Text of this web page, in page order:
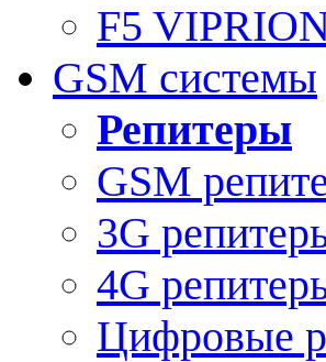
F5
GSM системы
Репитеры
GSM
3G
4G
Цифровые